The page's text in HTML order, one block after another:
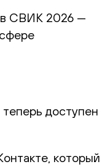
в СВИК 2026 —
доступен
который